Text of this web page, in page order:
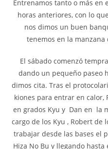
Entrenamos tanto o más en
horas anteriores, con lo
nos dimos un buen
tenemos en la
El sábado comenzó
dando un pequeño paseo
dimos cita. Tras el
kiones para entrar en calor,
en grados Kyu y Dan en la
cargo de los Kyu , Robert de
trabajar desde las bases el
Hiza No Bu y llegando